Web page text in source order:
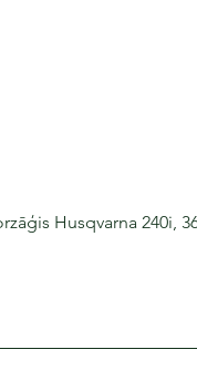
Husqvarna 240i,